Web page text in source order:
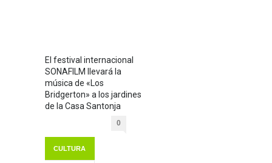
El festival internacional
SONAFILM llevará la
música de «Los
Bridgerton» a los jardines
de la Casa Santonja
0
CULTURA